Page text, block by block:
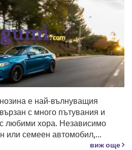
е най-вълнуващия
с много пътувания и
любими хора. Независимо
или семеен автомобил,...
виж още